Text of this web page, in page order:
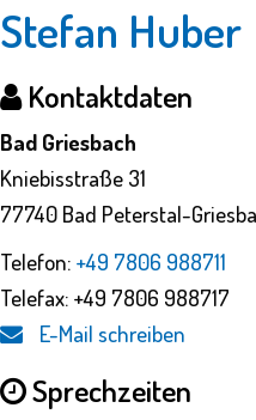
Stefan Huber
Kontaktdaten
Bad Griesbach
Kniebisstraße 31
77740 Bad Peterstal-
Telefon: +49 7806 988711
Telefax: +49 7806 988717
E-Mail schreiben
Sprechzeiten